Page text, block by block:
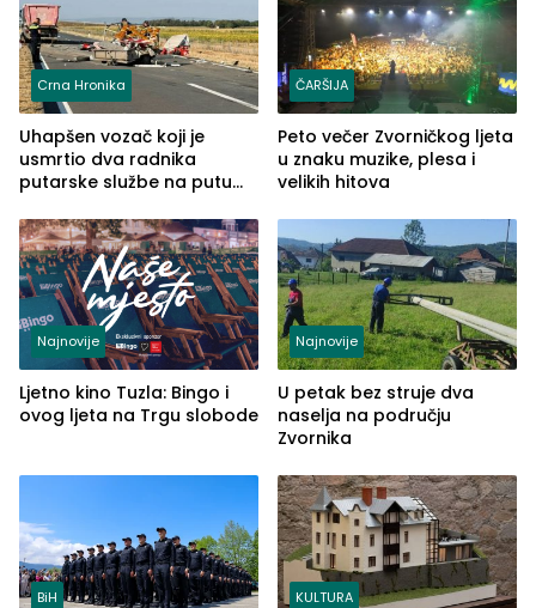
Crna Hronika
Uhapšen vozač koji je
usmrtio dva radnika
putarske službe na putu
(FOTO)
ČARŠIJA
Peto večer Zvorničkog ljeta
u znaku muzike, plesa i
velikih hitova
Najnovije
Ljetno kino Tuzla: Bingo i
ovog ljeta na Trgu slobode
Najnovije
U petak bez struje dva
naselja na području
Zvornika
BiH KULTURA